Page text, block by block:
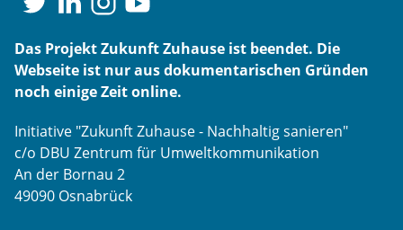
Das Projekt Zukunft Zuhause ist beendet. Die
Webseite ist nur aus dokumentarischen Gründen
noch einige Zeit online.
Initiative "Zukunft Zuhause - Nachhaltig sanieren"
c/o DBU Zentrum für Umweltkommunikation
An der Bornau 2
49090 Osnabrück